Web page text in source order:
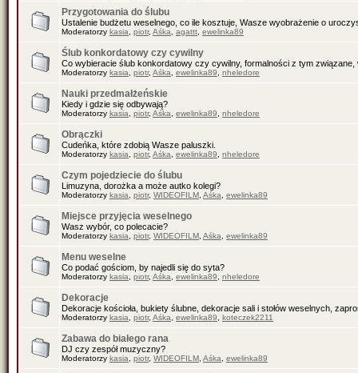
Przygotowania do ślubu
Ustalenie budżetu weselnego, co ile kosztuje, Wasze wyobrażenie o
Moderatorzy kasia piotr, Aśka agattt ewelinka89
Ślub konkordatowy czy cywilny
Co wybieracie ślub konkordatowy czy cywilny, formalności z tym związane,
Moderatorzy kasia piotr, Aśka ewelinka89 nheledore
Nauki przedmałżeńskie
Kiedy i gdzie się odbywają?
Moderatorzy kasia piotr, Aśka ewelinka89 nheledore
Obrączki
Cudeńka, które zdobią Wasze paluszki.
Moderatorzy kasia piotr, Aśka ewelinka89 nheledore
Czym pojedziecie do ślubu
Limuzyna, dorożka a może autko kolegi?
Moderatorzy kasia piotr, WIDEOFILM Aśka ewelinka89
Miejsce przyjęcia weselnego
Wasz wybór, co polecacie?
Moderatorzy kasia piotr, WIDEOFILM Aśka ewelinka89
Menu weselne
Co podać gościom, by najedli się do syta?
Moderatorzy kasia piotr, Aśka ewelinka89 nheledore
Dekoracje
Dekoracje kościoła, bukiety ślubne, dekoracje sali i stołów weselnych,
Moderatorzy kasia piotr, Aśka ewelinka89 koteczek2211
Zabawa do białego rana
DJ czy zespół muzyczny?
Moderatorzy kasia piotr, WIDEOFILM Aśka ewelinka89